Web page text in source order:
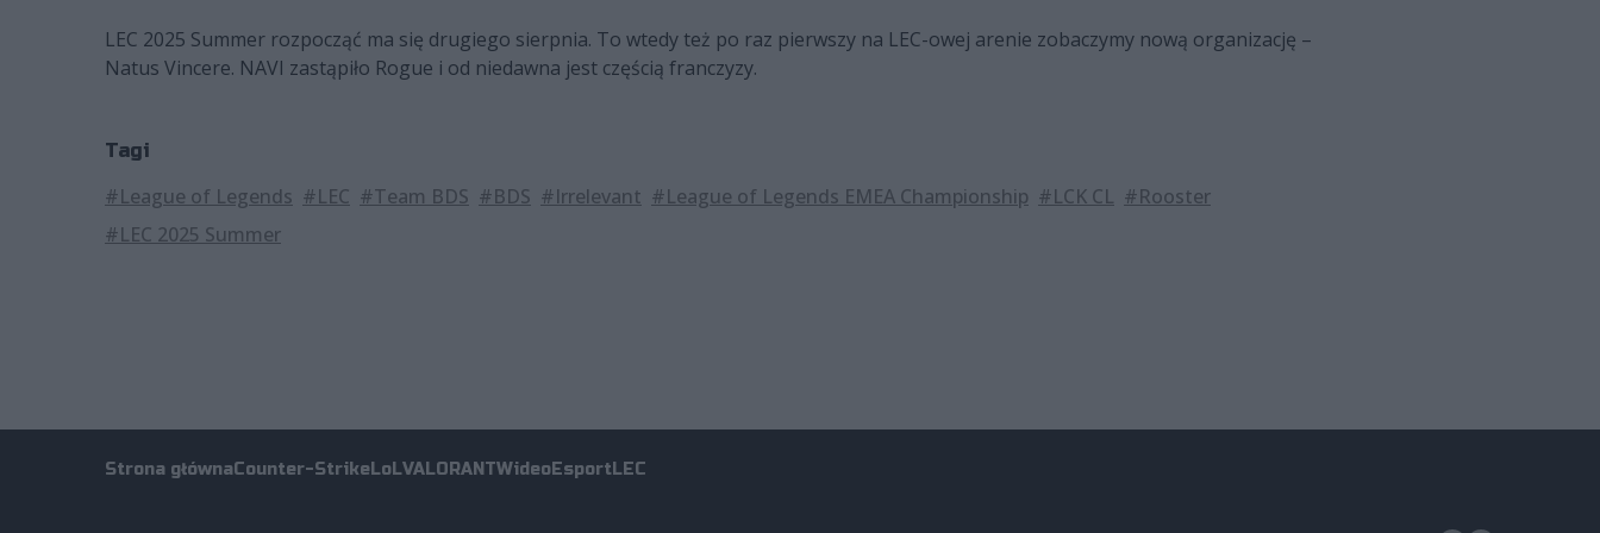
LEC 2025 Summer rozpocząć ma się drugiego sierpnia. To wtedy też po raz pierwszy na LEC-owej arenie zobaczymy nową organizację –
Natus Vincere. NAVI zastąpiło Rogue i od niedawna jest częścią franczyzy.
Tagi
#League of Legends #LEC #Team BDS #BDS #Irrelevant #League of Legends EMEA Championship #LCK CL #Rooster
#LEC 2025 Summer
Strona głównaCounter-StrikeLoLVALORANTWideoEsportLEC